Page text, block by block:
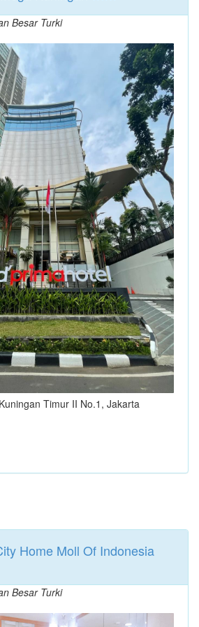
Besar Turki
Timur II No.1, Jakarta
Home Moll Of Indonesia
Besar Turki